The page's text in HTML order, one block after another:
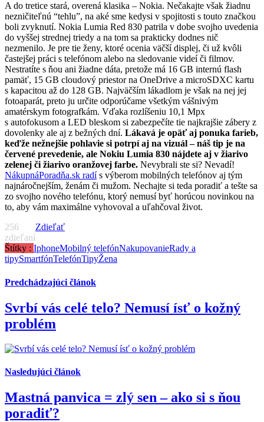
A do tretice stará, overená klasika – Nokia. Nečakajte však žiadnu
nezničiteľnú “tehlu”, na aké sme kedysi v spojitosti s touto značkou
boli zvyknutí. Nokia Lumia Red 830 patrila v dobe svojho uvedenia
do vyššej strednej triedy a na tom sa prakticky dodnes nič
nezmenilo. Je pre tie ženy, ktoré ocenia väčší displej, či už kvôli
častejšej práci s telefónom alebo na sledovanie videí či filmov.
Nestratíte s ňou ani žiadne dáta, pretože má 16 GB internú flash
pamäť, 15 GB cloudový priestor na OneDrive a microSDXC kartu
s kapacitou až do 128 GB. Najväčším lákadlom je však na nej jej
fotoaparát, preto ju určite odporúčame všetkým vášnivým
amatérskym fotografkám. Vďaka rozlíšeniu 10,1 Mpx
s autofokusom a LED bleskom si zabezpečíte tie najkrajšie zábery z
dovolenky ale aj z bežných dní. Lákavá je opäť aj ponuka farieb,
keďže nežnejšie pohlavie si potrpí aj na vizuál – náš tip je na
červené prevedenie, ale Nokiu Lumia 830 nájdete aj v žiarivo
zelenej či žiarivo oranžovej farbe. Nevybrali ste si? Nevadí!
NákupnáPoradňa.sk radís výberom mobilných telefónov aj tým
najnáročnejším, ženám či mužom. Nechajte si teda poradiť a tešte sa
zo svojho nového telefónu, ktorý nemusí byť horúcou novinkou na
to, aby vám maximálne vyhovoval a uľahčoval život.
256
zdieľaní
Zdieľať
Štítky : IphoneMobilný telefónNakupovanieRady a
tipySmartfónTelefónTipyŽena
Predchádzajúci článok
Svrbí vás celé telo? Nemusí ísť o kožný
problém
Nasledujúci článok
Mastná panvica = zlý sen – ako si s ňou
poradiť?